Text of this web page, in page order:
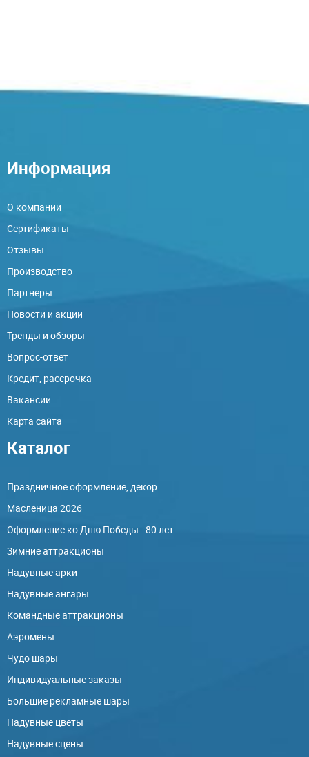
Информация
О компании
Сертификаты
Отзывы
Производство
Партнеры
Новости и акции
Тренды и обзоры
Вопрос-ответ
Кредит, рассрочка
Вакансии
Карта сайта
Каталог
Праздничное оформление, декор
Масленица 2026
Оформление ко Дню Победы - 80 лет
Зимние аттракционы
Надувные арки
Надувные ангары
Командные аттракционы
Аэромены
Чудо шары
Индивидуальные заказы
Большие рекламные шары
Надувные цветы
Надувные сцены